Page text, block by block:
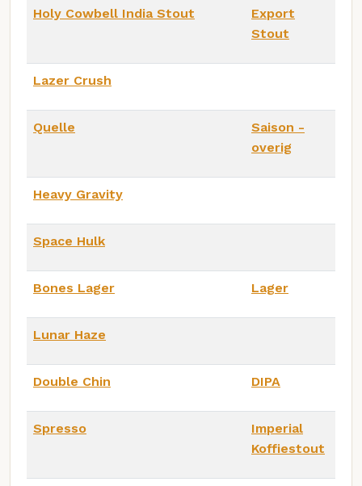
Holy Cowbell India Stout
Export
Stout
Lazer Crush
Quelle
Saison -
overig
Heavy Gravity
Space Hulk
Bones Lager Lager
Lunar Haze
Double Chin DIPA
Spresso
Imperial
Koffiestout